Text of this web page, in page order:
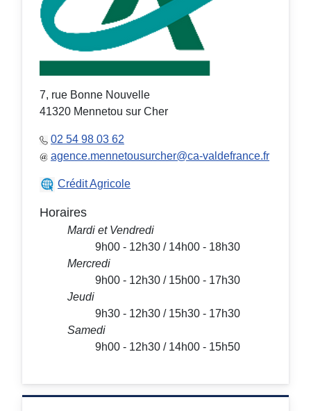
7, rue Bonne Nouvelle
41320 Mennetou sur Cher
02 54 98 03 62
agence.mennetousurcher@ca-valdefrance.fr
Crédit Agricole
Horaires
Mardi et Vendredi
9h00 - 12h30 / 14h00 - 18h30
Mercredi
9h00 - 12h30 / 15h00 - 17h30
Jeudi
9h30 - 12h30 / 15h30 - 17h30
Samedi
9h00 - 12h30 / 14h00 - 15h50